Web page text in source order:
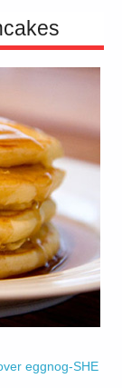
eggnog-SHE